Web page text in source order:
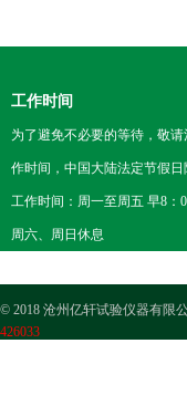
工作时间
为了避免不必要的等待，敬
作时间，中国大陆法定节假日
工作时间：周一至周五 早8：
周六、周日休息
© 2018 沧州亿轩试验仪器有限
426033